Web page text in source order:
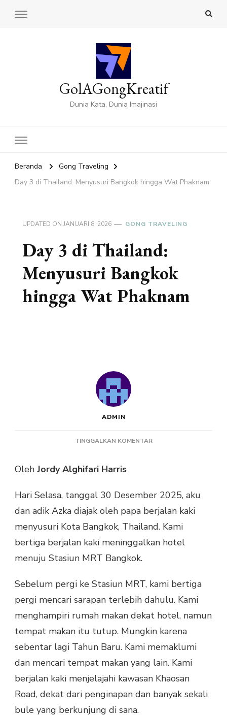
GolAGongKreatif
Dunia Kata, Dunia Imajinasi
Beranda
Gong Traveling
Day 3 di Thailand: Menyusuri Bangkok hingga Wat Phaknam
UPDATED ON JANUARI 8, 2026 GONG TRAVELING
Day 3 di Thailand:
Menyusuri Bangkok
hingga Wat Phaknam
ADMIN
TINGGALKAN KOMENTARPADA
MENYUSURI
HINGGA
WAT
Oleh Jordy Alghifari Harris
Hari Selasa, tanggal 30 Desember 2025, aku
dan adik Azka diajak oleh papa berjalan kaki
menyusuri Kota Bangkok, Thailand. Kami
bertiga berjalan kaki meninggalkan hotel
menuju Stasiun MRT Bangkok.
Sebelum pergi ke Stasiun MRT, kami bertiga
pergi mencari sarapan terlebih dahulu. Kami
menghampiri rumah makan dekat hotel, namun
tempat makan itu tutup. Mungkin karena
sebentar lagi Tahun Baru. Kami memaklumi
dan mencari tempat makan yang lain. Kami
berjalan kaki menjelajahi kawasan Khaosan
Road, dekat dari penginapan dan banyak sekali
bule yang berkunjung di sana.